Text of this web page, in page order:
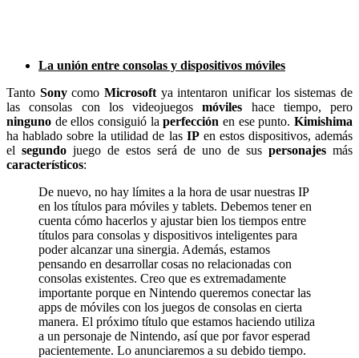
La unión entre consolas y dispositivos móviles
Tanto SonycomoMicrosoft ya intentaron unificar los sistemas de
las consolas con los videojuegosmóviles hace tiempo, pero
ninguno de ellos consiguió laperfección en ese punto.Kimishima
ha hablado sobre la utilidad de lasIPen estos dispositivos, además
el segundo juego de estos será de uno de sus personajes más
característicos:
De nuevo, no hay límites a la hora de usar nuestras IP
en los títulos para móviles y tablets. Debemos tener en
cuenta cómo hacerlos y ajustar bien los tiempos entre
títulos para consolas y dispositivos inteligentes para
poder alcanzar una sinergia. Además, estamos
pensando en desarrollar cosas no relacionadas con
consolas existentes. Creo que es extremadamente
importante porque en Nintendo queremos conectar las
apps de móviles con los juegos de consolas en cierta
manera. El próximo título que estamos haciendo utiliza
a un personaje de Nintendo, así que por favor esperad
pacientemente. Lo anunciaremos a su debido tiempo.